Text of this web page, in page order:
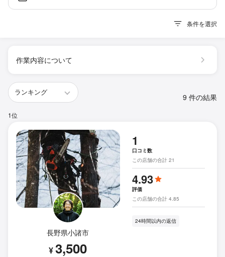
条件を選択
作業内容について
9 件の結果
1位
長野県小諸市
¥3,500
1
口コミ数
この店舗の合計 21
4.93
評価
この店舗の合計 4.85
24時間以内の返信